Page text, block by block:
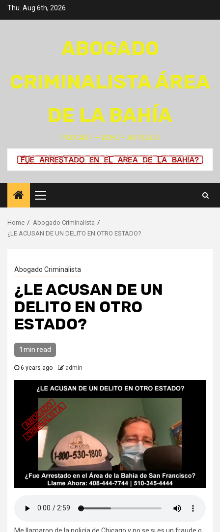
SkipThu. Aug 6th, 2026
ABOGADO
CRIMINALISTA ÁREA
DE LA BAHÍA
PODCAST – VIDEO – ARTÍCULO
Primary
Menu
Home
Abogado Criminalista
¿LE ACUSAN DE UN DELITO EN OTRO ESTADO?
Abogado Criminalista
¿LE ACUSAN DE UN
DELITO EN OTRO
ESTADO?
1 min read
6 years ago admin
Me llamaron de la policía de Chicago y no se si es un fraude o